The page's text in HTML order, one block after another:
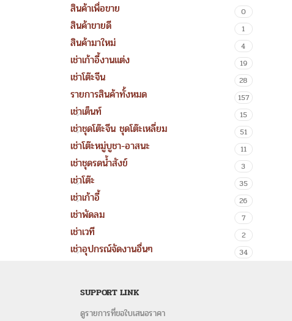
สินค้าเพื่อขาย 0
สินค้าขายดี 1
สินค้ามาใหม่ 4
เช่าเก้าอี้งานแต่ง 19
เช่าโต๊ะจีน 28
รายการสินค้าทั้งหมด 157
เช่าเต็นท์ 15
เช่าชุดโต๊ะจีน ชุดโต๊ะเหลี่ยม 51
เช่าโต๊ะหมู่บูชา-อาสนะ 11
เช่าชุดรดน้ำสังข์ 3
เช่าโต๊ะ 35
เช่าเก้าอี้ 26
เช่าพัดลม 7
เช่าเวที 2
เช่าอุปกรณ์จัดงานอื่นๆ 34
SUPPORT LINK
ดูรายการที่ขอใบเสนอราคา